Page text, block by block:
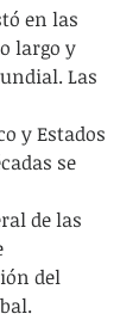
en las
largo y
Las
y Estados
se
de las
del